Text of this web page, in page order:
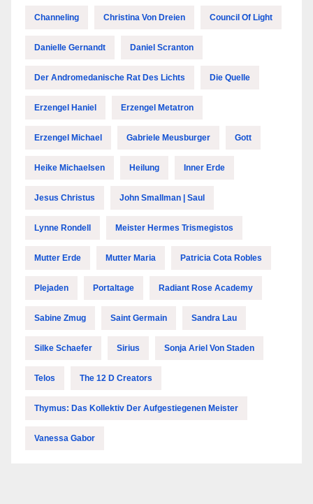
Channeling Christina Von Dreien Council Of Light
Danielle Gernandt Daniel Scranton
Der Andromedanische Rat Des Lichts Die Quelle
Erzengel Haniel Erzengel Metatron
Erzengel Michael Gabriele Meusburger Gott
Heike Michaelsen Heilung Inner Erde
Jesus Christus John Smallman | Saul
Lynne Rondell Meister Hermes Trismegistos
Mutter Erde Mutter Maria Patricia Cota Robles
Plejaden Portaltage Radiant Rose Academy
Sabine Zmug Saint Germain Sandra Lau
Silke Schaefer Sirius Sonja Ariel Von Staden
Telos The 12 D Creators
Thymus: Das Kollektiv Der Aufgestiegenen Meister
Vanessa Gabor